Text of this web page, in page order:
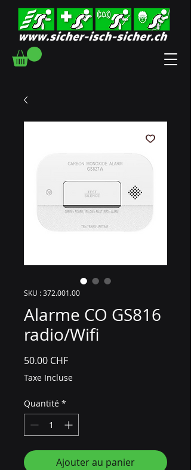
SKU : 372.001.00
Alarme CO GS816
radio/Wifi
50.00 CHFPrix
Taxe Incluse
Quantité *
Ajouter au panier